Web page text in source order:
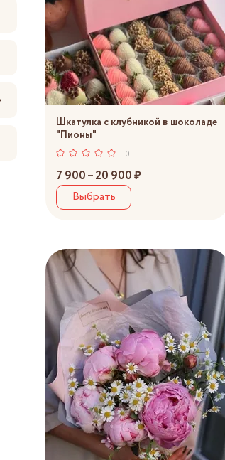
Шкатулка с клубникой в шоколаде
"Пионы"
0
7 900 – 20 900 ₽
Выбрать